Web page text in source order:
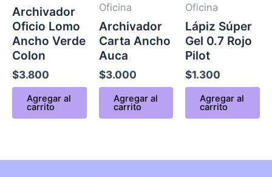
Archivador
Oficio Lomo
Ancho Verde
Colon
$3.800
Agregar al
carrito
Oficina
Archivador
Carta Ancho
Auca
$3.000
Agregar al
carrito
Oficina
Lápiz Súper
Gel 0.7 Rojo
Pilot
$1.300
Agregar al
carrito